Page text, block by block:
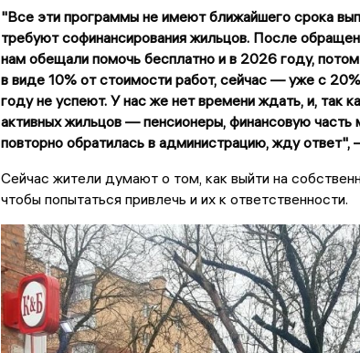
"Все эти программы не имеют ближайшего срока
требуют софинансирования жильцов. После
нам обещали помочь бесплатно и в 2026 году,
в виде 10% от стоимости работ, сейчас — уже с
году не успеют. У нас же нет времени ждать, и, так
активных жильцов — пенсионеры, финансовую
повторно обратилась в администрацию, жду ответ",
Сейчас жители думают о том, как выйти на
чтобы попытаться привлечь и их к ответственности.